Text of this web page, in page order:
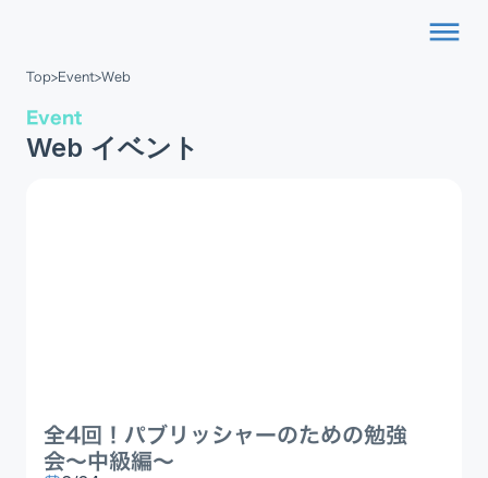
dehaze
Top>Event>Web
Event
Web イベント
全4回！パブリッシャーのための勉強
会〜中級編〜